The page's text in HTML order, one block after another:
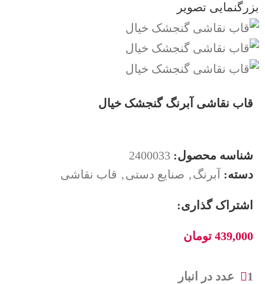
بزرگنمایی تصویر
قاب نقاشی آبرنگ گنجشک خیال
شناسه محصول: 2400033
دسته: آبرنگ, صنایع دستی, قاب نقاشی
اشتراک گذاری:
439,000 تومان
1 عدد در انبار